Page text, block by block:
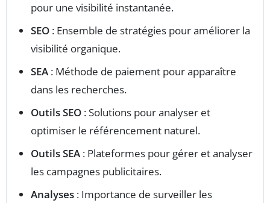
pour une visibilité instantanée.
SEO : Ensemble de stratégies pour améliorer la
visibilité organique.
SEA : Méthode de paiement pour apparaître
dans les recherches.
Outils SEO : Solutions pour analyser et
optimiser le référencement naturel.
Outils SEA : Plateformes pour gérer et analyser
les campagnes publicitaires.
Analyses : Importance de surveiller les